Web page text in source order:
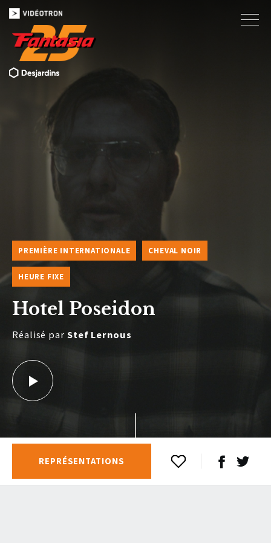
PREMIÈRE INTERNATIONALE CHEVAL NOIR
HEURE FIXE
Hotel Poseidon
Réalisé par Stef Lernous
REPRÉSENTATIONS